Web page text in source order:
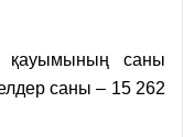
қауымының саны
саны – 15 262